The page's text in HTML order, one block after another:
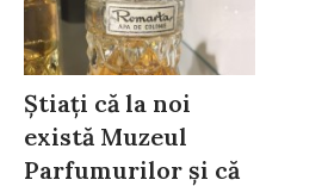
Știați că la noi
există Muzeul
Parfumurilor și că